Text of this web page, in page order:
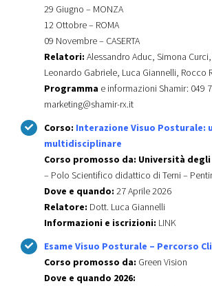
29 Giugno – MONZA
12 Ottobre – ROMA
09 Novembre – CASERTA
Relatori: Alessandro Aduc, Simona
Leonardo Gabriele, Luca Giannelli, Rocco
Programma e informazioni Shamir: 049
marketing@shamir-rx.it
Corso: Interazione Visuo Posturale:
multidisciplinare
Corso promosso da: Università
– Polo Scientifico didattico di Terni –
Dove e quando: 27 Aprile 2026
Relatore: Dott. Luca Giannelli
Informazioni e iscrizioni: LINK
Esame Visuo Posturale – Percorso
Corso promosso da: Green Vision
Dove e quando 2026: